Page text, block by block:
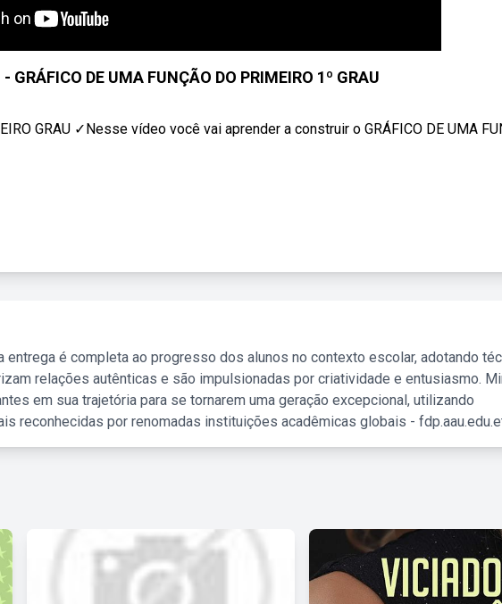
GRÁFICO DE UMA FUNÇÃO DO PRIMEIRO 1º GRAU
GRAU ✓Nesse vídeo você vai aprender a construir o GRÁFICO DE UMA
entrega é completa ao progresso dos alunos no contexto escolar, adotando
relações autênticas e são impulsionadas por criatividade e entusiasmo.
em sua trajetória para se tornarem uma geração excepcional, utilizando
reconhecidas por renomadas instituições acadêmicas globais -